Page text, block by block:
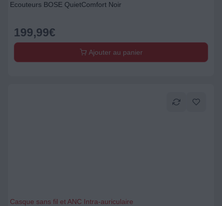
Ecouteurs BOSE QuietComfort Noir
199,99€
Ajouter au panier
Casque sans fil et ANC Intra-auriculaire